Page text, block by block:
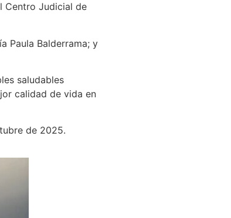
Centro Judicial de
Paula Balderrama; y
saludables
calidad de vida en
de 2025.